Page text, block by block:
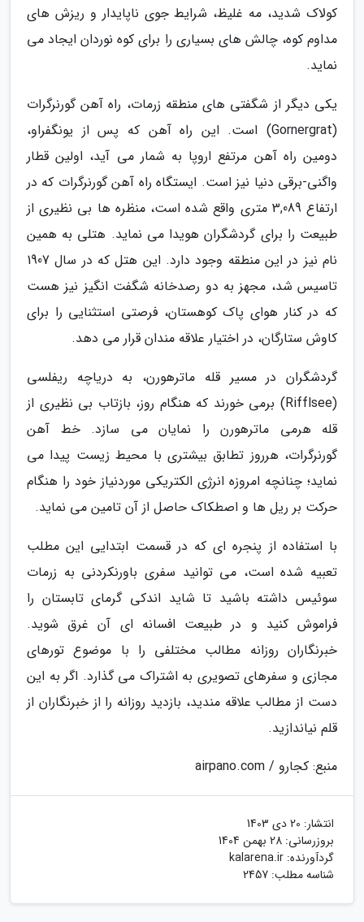
کولاک شدید، مه غلیظ، شرایط جوی ناپایدار و ریزش های
مداوم کوه، چالش های بسیاری را برای کوه نوردان ایجاد می
نماید.
یکی دیگر از شگفتی های منطقه زرمات، راه آهن گورنرگرات
(Gornergrat) است. این راه آهن که پس از یونگفراو،
دومین راه آهن مرتفع اروپا به شمار می آید، اولین قطار
واگنی-برقی دنیا نیز است. ایستگاه راه آهن گورنرگرات که در
ارتفاع 3,089 متری واقع شده است، منظره ها بی نظیری از
طبیعت را برای گردشگران هویدا می نماید. هتلی به همین
نام نیز در این منطقه وجود دارد. این هتل که در سال 1907
تاسیس شد، مجهز به دو رصدخانه شگفت انگیز نیز هست
که در کنار هوای پاک کوهستان، فرصتی استثنایی را برای
کاوش ستارگان، در اختیار علاقه مندان قرار می دهد.
گردشگران در مسیر قله ماترهورن، به دریاچه ریفلسی
(Rifflsee) برمی خورند که هنگام روز، بازتاب بی نظیری از
قله هرمی ماترهورن را نمایان می سازد. خط آهن
گورنرگرات، هرروز تطابق بیشتری با محیط زیست پیدا می
نماید؛ چنانچه امروزه انرژی الکتریکی موردنیاز خود را هنگام
حرکت بر ریل ها و اصطکاک حاصل از آن تامین می نماید.
با استفاده از پنجره ای که در قسمت ابتدایی این مطلب
تعبیه شده است، می توانید سفری باورنکردنی به زرمات
سوئیس داشته باشید تا شاید اندکی گرمای تابستان را
فراموش کنید و در طبیعت افسانه ای آن غرق شوید.
خبرنگاران روزانه مطالب مختلفی را با موضوع تورهای
مجازی و سفرهای تصویری به اشتراک می گذارد. اگر به این
دست از مطالب علاقه مندید، بازدید روزانه را از خبرنگاران از
قلم نیاندازید.
منبع: کجارو / airpano.com
انتشار: 20 دی 1403
بروزرسانی: 28 بهمن 1404
گردآورنده: kalarena.ir
شناسه مطلب: 2457